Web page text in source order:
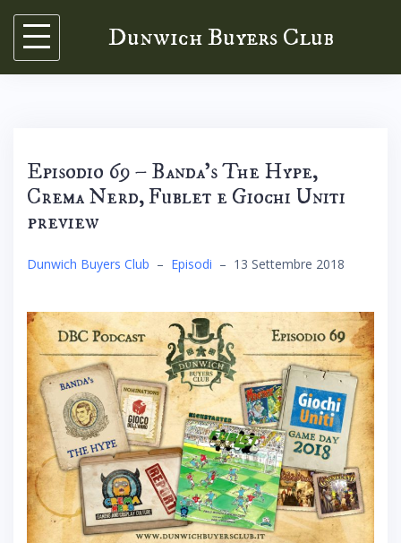
Skip
content
Dunwich Buyers Club
Episodio 69 – Banda’s The Hype,
Crema Nerd, Fublet e Giochi Uniti
preview
Dunwich Buyers Club – Episodi – 13 Settembre 2018